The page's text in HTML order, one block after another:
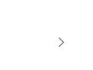
weiter